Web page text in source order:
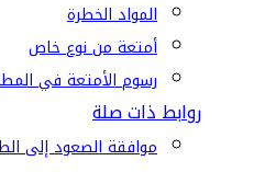
المواد الخطرة
أمتعة من نوع خاص
رسوم الأمتعة في
روابط ذات صلة
موافقة الصعود إلى